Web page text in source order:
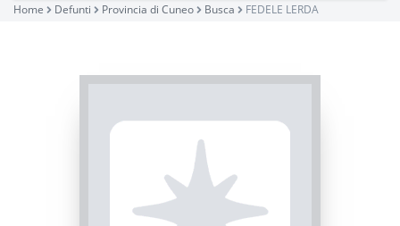
Home Defunti Provincia di Cuneo Busca FEDELE LERDA
Visibile a tutti gli utenti